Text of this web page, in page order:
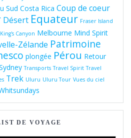
Sud Costa Rica Coup de coeur
Désert Equateur Fraser Island
King's Canyon Melbourne Mind Spirit
Zélande Patrimoine
plongée Pérou Retour
Transports Travel Spirit Travel
Trek Uluru Uluru Tour Vues du ciel
DE VOYAGE